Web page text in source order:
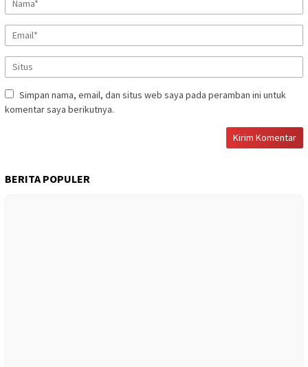
Simpan nama, email, dan situs web saya pada peramban ini untuk
komentar saya berikutnya.
BERITA POPULER